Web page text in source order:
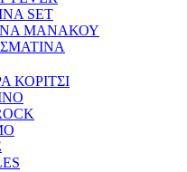
SET
ΜΑΝΑΚΟΥ
ΚΟΡΙΤΣΙ